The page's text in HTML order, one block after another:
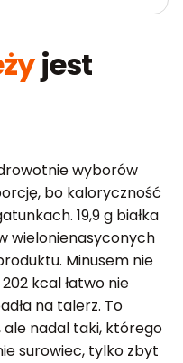
jest
wyborów
bo kaloryczność
19,9 g białka
wielonienasyconych
Minusem nie
kcal łatwo nie
na talerz. To
nadal taki, którego
surowiec, tylko zbyt